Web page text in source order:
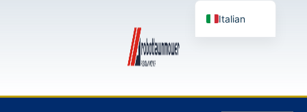
Italian
Japanese